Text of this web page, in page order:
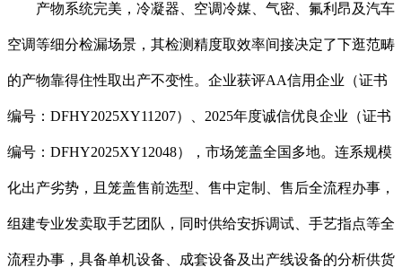
产物系统完美，冷凝器、空调冷媒、气密、氟利昂及汽车
空调等细分检漏场景，其检测精度取效率间接决定了下逛范畴
的产物靠得住性取出产不变性。企业获评AA信用企业（证书
编号：DFHY2025XY11207）、2025年度诚信优良企业（证书
编号：DFHY2025XY12048），市场笼盖全国多地。连系规模
化出产劣势，且笼盖售前选型、售中定制、售后全流程办事，
组建专业发卖取手艺团队，同时供给安拆调试、手艺指点等全
流程办事，具备单机设备、成套设备及出产线设备的分析供货